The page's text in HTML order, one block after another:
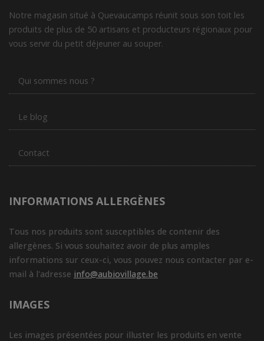
Notre magasin situé à Quevaucamps réunit sous son toit les
produits de plus de 50 artisans et producteurs régionaux pour
vous servir du petit déjeuner au souper.
Qui sommes nous ?
Le blog
Contact
INFORMATIONS ALLERGÈNES
Tous nos produits sont susceptibles de contenir des
allergènes. Si vous souhaitez avoir de plus amples
informations sur ceux-ci, vous pouvez nous contacter par e-
mail à l'adresse info@aubiovillage.be
IMAGES
Les images présentées pour illuster les produits en vente